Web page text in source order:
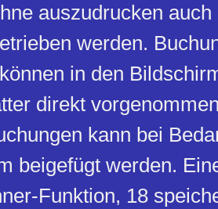
auszudrucken auch
werden.
in den
direkt
kann bei
beigefügt werden.
Funktion, 18